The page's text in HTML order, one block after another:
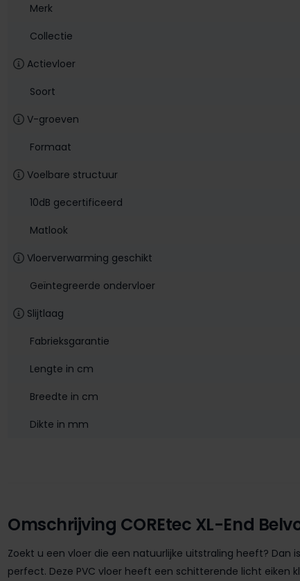
Merk
Collectie
Actievloer
Soort
V-groeven
Formaat
Voelbare structuur
10dB gecertificeerd
Matlook
Vloerverwarming geschikt
Geïntegreerde ondervloer
Slijtlaag
Fabrieksgarantie
Lengte in cm
Breedte in cm
Dikte in mm
Omschrijving COREtec XL-End
Zoekt u een vloer die een natuurlijke uitstraling heeft? Dan
perfect. Deze PVC vloer heeft een schitterende licht eiken